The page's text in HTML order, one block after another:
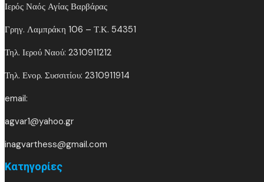
Ιερός Ναός Αγίας Βαρβάρας
Γρηγ. Λαμπράκη 106 – Τ.Κ. 54351
Τηλ. Ιερού Ναού: 2310911212
Τηλ. Ενορ. Συσσιτίου: 2310911914
email:
agvar1@yahoo.gr
inagvarthess@gmail.com
Kατηγορίες